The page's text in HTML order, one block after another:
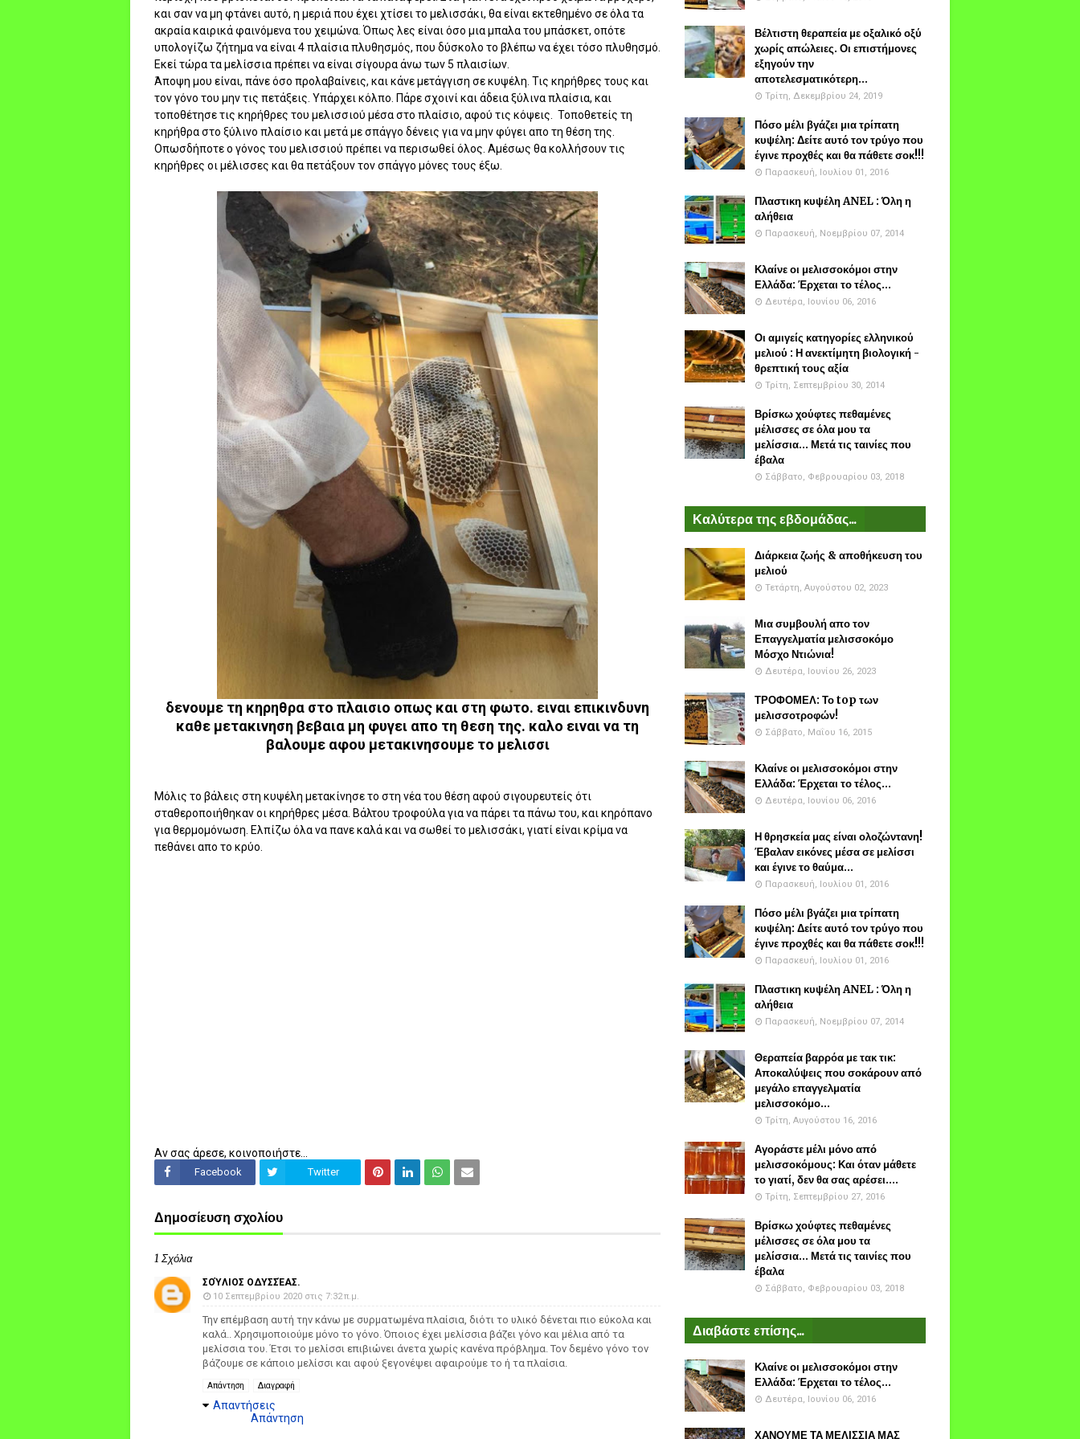
και σαν να μη φτάνει αυτό, η μεριά που έχει χτίσει το μελισσάκι, θα είναι εκτεθημένο σε όλα τα
ακραία καιρικά φαινόμενα του χειμώνα. Όπως λες είναι όσο μια μπαλα του μπάσκετ, οπότε
υπολογίζω ζήτημα να είναι 4 πλαίσια πλυθησμός, που δύσκολο το βλέπω να έχει τόσο πλυθησμό.
Εκεί τώρα τα μελίσσια πρέπει να είναι σίγουρα άνω των 5 πλαισίων.
Άποψη μου είναι, πάνε όσο προλαβαίνεις, και κάνε μετάγγιση σε κυψέλη. Τις κηρήθρες τους και
τον γόνο του μην τις πετάξεις. Υπάρχει κόλπο. Πάρε σχοινί και άδεια ξύλινα πλαίσια, και
τοποθέτησε τις κηρήθρες του μελισσιού μέσα στο πλαίσιο, αφού τις κόψεις. Τοποθετείς τη
κηρήθρα στο ξύλινο πλαίσιο και μετά με σπάγγο δένεις για να μην φύγει απο τη θέση της.
Οπωσδήποτε ο γόνος του μελισσιού πρέπει να περισωθεί όλος. Αμέσως θα κολλήσουν τις
κηρήθρες οι μέλισσες και θα πετάξουν τον σπάγγο μόνες τους έξω.
δενουμε τη κηρηθρα στο πλαισιο οπως και στη φωτο. ειναι επικινδυνη
καθε μετακινηση βεβαια μη φυγει απο τη θεση της. καλο ειναι να τη
βαλουμε αφου μετακινησουμε το μελισσι
Μόλις το βάλεις στη κυψέλη μετακίνησε το στη νέα του θέση αφού σιγουρευτείς ότι
σταθεροποιήθηκαν οι κηρήθρες μέσα. Βάλτου τροφούλα για να πάρει τα πάνω του, και κηρόπανο
για θερμομόνωση. Ελπίζω όλα να πανε καλά και να σωθεί το μελισσάκι, γιατί είναι κρίμα να
πεθάνει απο το κρύο.
Αν σας άρεσε, κοινοποιήστε...
Facebook Twitter
Δημοσίευση σχολίου
1 Σχόλια
ΣΟΎΛΙΟΣ ΟΔΥΣΣΈΑΣ.
10 Σεπτεμβρίου 2020 στις 7:32 π.μ.
Την επέμβαση αυτή την κάνω με συρματωμένα πλαίσια, διότι το υλικό δένεται πιο εύκολα και
καλά.. Χρησιμοποιούμε μόνο το γόνο. Όποιος έχει μελίσσια βάζει γόνο και μέλια από τα
μελίσσια του. Έτσι το μελίσσι επιβιώνει άνετα χωρίς κανένα πρόβλημα. Τον δεμένο γόνο τον
βάζουμε σε κάποιο μελίσσι και αφού ξεγονέψει αφαιρούμε το ή τα πλαίσια.
Απάντηση Διαγραφή
Απαντήσεις
Απάντηση
Βέλτιστη θεραπεία με οξαλικό οξύ
χωρίς απώλειες. Οι επιστήμονες
εξηγούν την
αποτελεσματικότερη...
Τρίτη, Δεκεμβρίου 24, 2019
Πόσο μέλι βγάζει μια τρίπατη
κυψέλη: Δείτε αυτό τον τρύγο που
έγινε προχθές και θα πάθετε σοκ!!!
Παρασκευή, Ιουλίου 01, 2016
Πλαστικη κυψέλη ANEL : Όλη η
αλήθεια
Παρασκευή, Νοεμβρίου 07, 2014
Κλαίνε οι μελισσοκόμοι στην
Ελλάδα: Έρχεται το τέλος...
Δευτέρα, Ιουνίου 06, 2016
Οι αμιγείς κατηγορίες ελληνικού
μελιού : Η ανεκτίμητη βιολογική -
θρεπτική τους αξία
Τρίτη, Σεπτεμβρίου 30, 2014
Βρίσκω χούφτες πεθαμένες
μέλισσες σε όλα μου τα
μελίσσια... Μετά τις ταινίες που
έβαλα
Σάββατο, Φεβρουαρίου 03, 2018
Καλύτερα της εβδομάδας...
Διάρκεια ζωής & αποθήκευση του
μελιού
Τετάρτη, Αυγούστου 02, 2023
Μια συμβουλή απο τον
Επαγγελματία μελισσοκόμο
Μόσχο Ντιώνια!
Δευτέρα, Ιουνίου 26, 2023
ΤΡΟΦΟΜΕΛ: Το top των
μελισσοτροφών!
Σάββατο, Μαΐου 16, 2015
Κλαίνε οι μελισσοκόμοι στην
Ελλάδα: Έρχεται το τέλος...
Δευτέρα, Ιουνίου 06, 2016
Η θρησκεία μας είναι ολοζώντανη!
Έβαλαν εικόνες μέσα σε μελίσσι
και έγινε το θαύμα...
Παρασκευή, Ιουλίου 01, 2016
Πόσο μέλι βγάζει μια τρίπατη
κυψέλη: Δείτε αυτό τον τρύγο που
έγινε προχθές και θα πάθετε σοκ!!!
Παρασκευή, Ιουλίου 01, 2016
Πλαστικη κυψέλη ANEL : Όλη η
αλήθεια
Παρασκευή, Νοεμβρίου 07, 2014
Θεραπεία βαρρόα με τακ τικ:
Αποκαλύψεις που σοκάρουν από
μεγάλο επαγγελματία
μελισσοκόμο...
Τρίτη, Αυγούστου 16, 2016
Αγοράστε μέλι μόνο από
μελισσοκόμους: Και όταν μάθετε
το γιατί, δεν θα σας αρέσει....
Τρίτη, Σεπτεμβρίου 27, 2016
Βρίσκω χούφτες πεθαμένες
μέλισσες σε όλα μου τα
μελίσσια... Μετά τις ταινίες που
έβαλα
Σάββατο, Φεβρουαρίου 03, 2018
Διαβάστε επίσης...
Κλαίνε οι μελισσοκόμοι στην
Ελλάδα: Έρχεται το τέλος...
Δευτέρα, Ιουνίου 06, 2016
ΧΑΝΟΥΜΕ ΤΑ ΜΕΛΙΣΣΙΑ ΜΑΣ